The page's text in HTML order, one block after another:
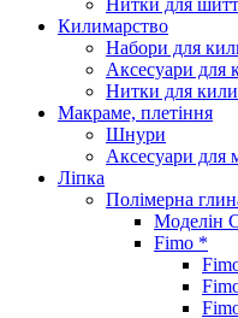
Килимарство
Набори для
Аксесуари для
Нитки для
Макраме, плетіння
Шнури
Аксесуари для
Ліпка
Полімерна
Моделін
Fimo *